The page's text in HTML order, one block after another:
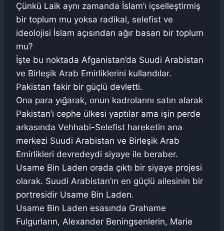
Çünkü Laik aynı zamanda İslam’ı içselleştirmiş
bir toplum mu yoksa radikal, selefist ve
ideolojisi İslam açısından ağır basan bir toplum
mu?
İşte bu noktada Afganistan’da Suudi Arabistan
ve Birleşik Arab Emirliklerini kullandılar.
Pakistan fakir bir güçlü devletti.
Ona para yığarak, onun kadrolarını satın alarak
Pakistan’ı cephe ülkesi yaptılar ama işin perde
arkasında Vehhabi-Selefist hareketin ana
merkezi Suudi Arabistan ve Birleşik Arab
Emirlikleri devredeydi siyaye ile beraber.
Usame Bin Laden orada çıktı bir siyaye projesi
olarak. Suudi Arabistan’ın en güçlü ailesinin bir
portresidir Usame Bin Laden.
Usame Bin Laden esasında Grahame
Fulgurların, Alexander Beningsenlerin, Marie